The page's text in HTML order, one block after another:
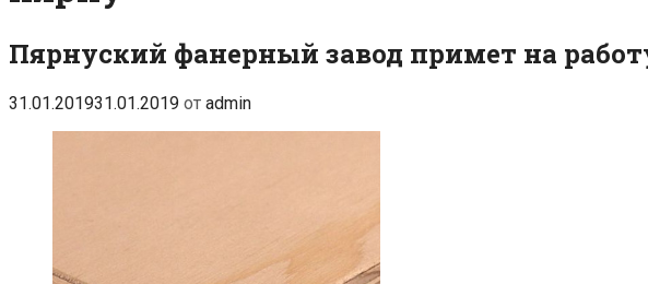
Пярнуский фанерный завод примет на
31.01.201931.01.2019 от admin